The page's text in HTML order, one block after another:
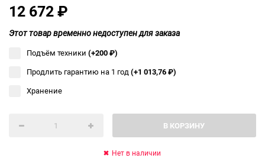
12 672₽
Этот товар временно недоступен для заказа
Подъём техники (+200₽)
Продлить гарантию на 1 год(+1 013,76₽)
Хранение
В КОРЗИНУ
Нет в наличии